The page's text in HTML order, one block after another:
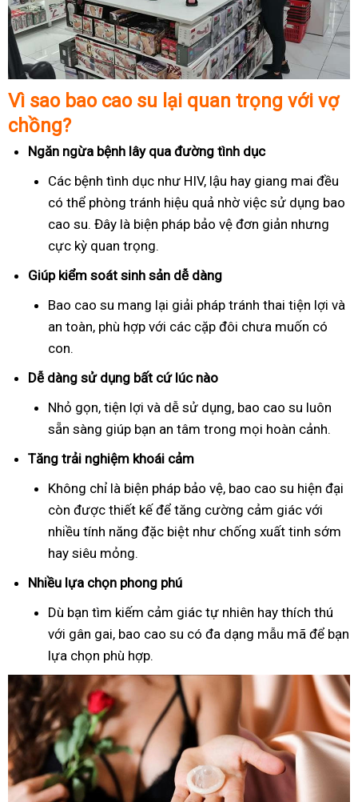
Vì sao bao cao su lại quan trọng với vợ
chồng?
Ngăn ngừa bệnh lây qua đường tình dục
Các bệnh tình dục như HIV, lậu hay giang mai đều
có thể phòng tránh hiệu quả nhờ việc sử dụng bao
cao su. Đây là biện pháp bảo vệ đơn giản nhưng
cực kỳ quan trọng.
Giúp kiểm soát sinh sản dễ dàng
Bao cao su mang lại giải pháp tránh thai tiện lợi và
an toàn, phù hợp với các cặp đôi chưa muốn có
con.
Dễ dàng sử dụng bất cứ lúc nào
Nhỏ gọn, tiện lợi và dễ sử dụng, bao cao su luôn
sẵn sàng giúp bạn an tâm trong mọi hoàn cảnh.
Tăng trải nghiệm khoái cảm
Không chỉ là biện pháp bảo vệ, bao cao su hiện đại
còn được thiết kế để tăng cường cảm giác với
nhiều tính năng đặc biệt như chống xuất tinh sớm
hay siêu mỏng.
Nhiều lựa chọn phong phú
Dù bạn tìm kiếm cảm giác tự nhiên hay thích thú
với gân gai, bao cao su có đa dạng mẫu mã để bạn
lựa chọn phù hợp.